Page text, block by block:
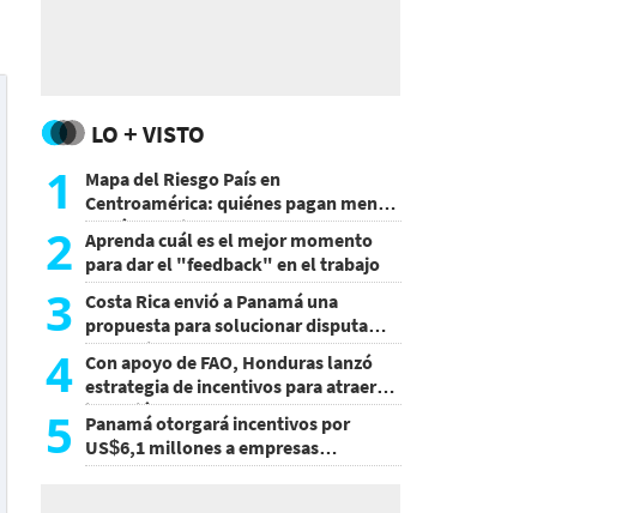
LO + VISTO
1
Mapa del Riesgo País en
Centroamérica: quiénes pagan menos
y cuáles mejoraron
2 Aprenda cuál es el mejor momento
para dar el "feedback" en el trabajo
3 Costa Rica envió a Panamá una
propuesta para solucionar disputa
comercial
4 Con apoyo de FAO, Honduras lanzó
estrategia de incentivos para atraer
inversión al agro
5
Panamá otorgará incentivos por
US$6,1 millones a empresas
agroexportadoras